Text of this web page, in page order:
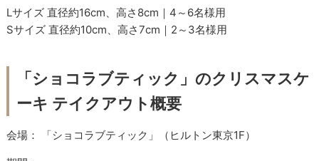
Lサイズ 直径約16cm、高さ8cm｜4～6名様用
Sサイズ 直径約10cm、高さ7cm｜2～3名様用
「ショコラブティック」のクリスマスケ
ーキ テイクアウト概要
会場： 「ショコラブティック」（ヒルトン東京1F）